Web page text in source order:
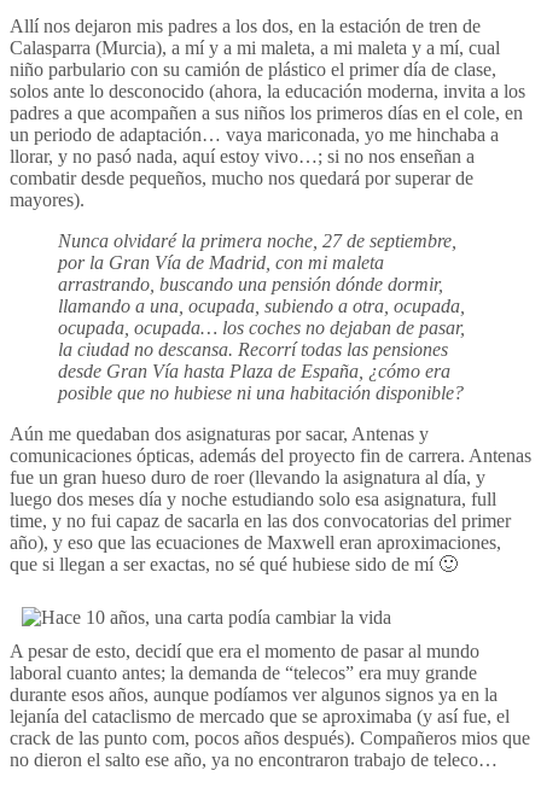
Allí nos dejaron mis padres a los dos, en la estación de tren de
Calasparra (Murcia), a mí y a mi maleta, a mi maleta y a mí, cual
niño parbulario con su camión de plástico el primer día de clase,
solos ante lo desconocido (ahora, la educación moderna, invita a los
padres a que acompañen a sus niños los primeros días en el cole, en
un periodo de adaptación… vaya mariconada, yo me hinchaba a
llorar, y no pasó nada, aquí estoy vivo…; si no nos enseñan a
combatir desde pequeños, mucho nos quedará por superar de
mayores).
Nunca olvidaré la primera noche, 27 de septiembre,
por la Gran Vía de Madrid, con mi maleta
arrastrando, buscando una pensión dónde dormir,
llamando a una, ocupada, subiendo a otra, ocupada,
ocupada, ocupada… los coches no dejaban de pasar,
la ciudad no descansa. Recorrí todas las pensiones
desde Gran Vía hasta Plaza de España, ¿cómo era
posible que no hubiese ni una habitación disponible?
Aún me quedaban dos asignaturas por sacar, Antenas y
comunicaciones ópticas, además del proyecto fin de carrera. Antenas
fue un gran hueso duro de roer (llevando la asignatura al día, y
luego dos meses día y noche estudiando solo esa asignatura, full
time, y no fui capaz de sacarla en las dos convocatorias del primer
año), y eso que las ecuaciones de Maxwell eran aproximaciones,
que si llegan a ser exactas, no sé qué hubiese sido de mí 🙂
A pesar de esto, decidí que era el momento de pasar al mundo
laboral cuanto antes; la demanda de “telecos” era muy grande
durante esos años, aunque podíamos ver algunos signos ya en la
lejanía del cataclismo de mercado que se aproximaba (y así fue, el
crack de las punto com, pocos años después). Compañeros mios que
no dieron el salto ese año, ya no encontraron trabajo de teleco…